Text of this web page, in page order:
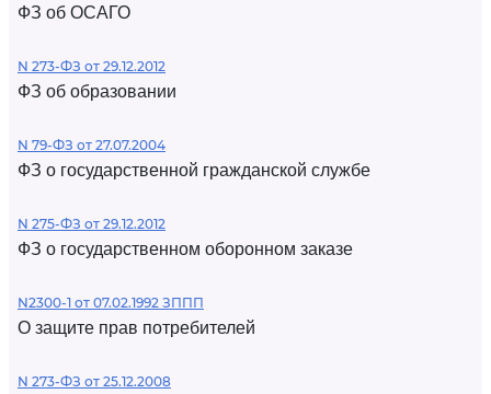
ФЗ об ОСАГО
N 273-ФЗ от 29.12.2012
ФЗ об образовании
N 79-ФЗ от 27.07.2004
ФЗ о государственной гражданской службе
N 275-ФЗ от 29.12.2012
ФЗ о государственном оборонном заказе
N2300-1 от 07.02.1992 ЗППП
О защите прав потребителей
N 273-ФЗ от 25.12.2008